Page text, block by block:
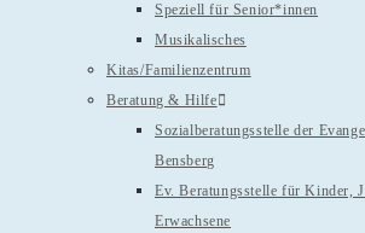
Speziell für Senior*innen
Musikalisches
Kitas/Familienzentrum
Beratung & Hilfe
Sozialberatungsstelle der
Bensberg
Ev. Beratungsstelle für Kinder,
Erwachsene